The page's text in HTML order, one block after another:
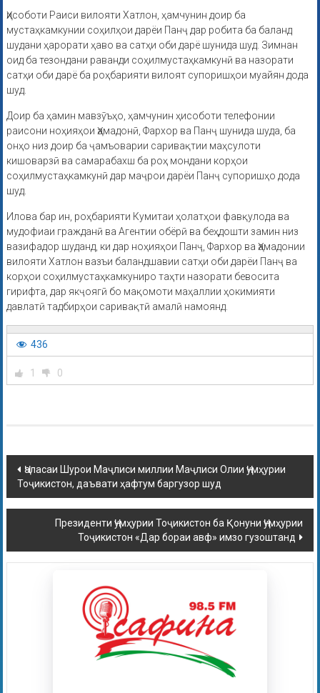
Ҳисоботи Раиси вилояти Хатлон, ҳамчунин доир ба
мустаҳкамкунии соҳилҳои дарёи Панҷ дар робита ба баланд
шудани ҳарорати ҳаво ва сатҳи оби дарё шунида шуд. Зимнан
оид ба тезондани раванди соҳилмустаҳкамкунӣ ва назорати
сатҳи оби дарё ба роҳбарияти вилоят супоришҳои муайян дода
шуд.
Доир ба ҳамин мавзӯъҳо, ҳамчунин ҳисоботи телефонии
раисони ноҳияҳои Ҳамадонӣ, Фархор ва Панҷ шунида шуда, ба
онҳо низ доир ба ҷамъоварии саривақтии маҳсулоти
кишоварзӣ ва самарабахш ба роҳ мондани корҳои
соҳилмустаҳкамкунӣ дар маҷрои дарёи Панҷ супоришҳо дода
шуд.
Илова бар ин, роҳбарияти Кумитаи ҳолатҳои фавқулода ва
мудофиаи гражданӣ ва Агентии обёрӣ ва беҳдошти замин низ
вазифадор шуданд, ки дар ноҳияҳои Панҷ, Фархор ва Ҳамадонии
вилояти Хатлон вазъи баландшавии сатҳи оби дарёи Панҷ ва
корҳои соҳилмустаҳкамкуниро таҳти назорати бевосита
гирифта, дар якҷоягӣ бо мақомоти маҳаллии ҳокимияти
давлатӣ тадбирҳои саривақтӣ амалӣ намоянд.
436
1 0
Ҷаласаи Шурои Маҷлиси миллии Маҷлиси Олии Ҷумҳурии
Тоҷикистон, даъвати ҳафтум баргузор шуд
Президенти Ҷумҳурии Тоҷикистон ба Қонуни Ҷумҳурии
Тоҷикистон «Дар бораи авф» имзо гузоштанд